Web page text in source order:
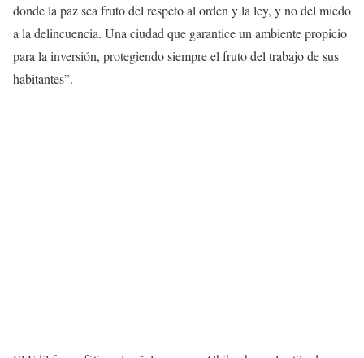
donde la paz sea fruto del respeto al orden y la ley, y no del miedo
a la delincuencia. Una ciudad que garantice un ambiente propicio
para la inversión, protegiendo siempre el fruto del trabajo de sus
habitantes”.